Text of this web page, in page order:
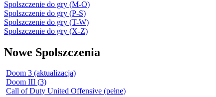
Spolszczenie do gry (M-O)
Spolszczenie do gry (P-S)
Spolszczenie do gry (T-W)
Spolszczenie do gry (X-Z)
Nowe Spolszczenia
Doom 3 (aktualizacja)
Doom III (3)
Call of Duty United Offensive (pełne)